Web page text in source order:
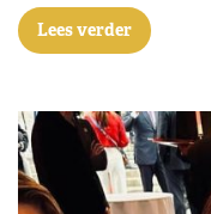
Lees verder